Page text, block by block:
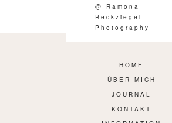
@ Ramona
Reckziegel
Photography
HOME
ÜBER MICH
JOURNAL
KONTAKT